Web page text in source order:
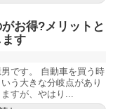
お得?メリットと
す
です。 自動車を買う時
う大きな分岐点があり
すが、やはり...